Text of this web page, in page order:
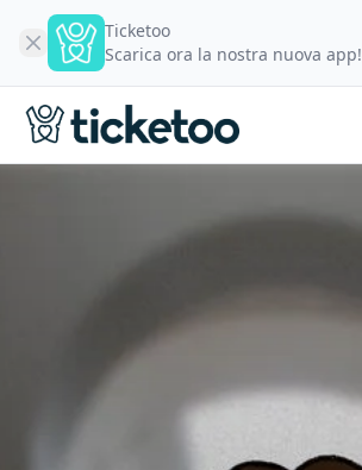
Ticketoo
Scarica ora la nostra nuova app!